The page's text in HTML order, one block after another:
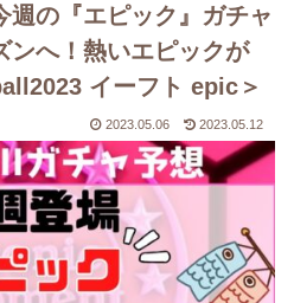
週の『エピック』ガチャ
ンへ！熱いエピックが
イーフト epic＞
2023.05.06 2023.05.12